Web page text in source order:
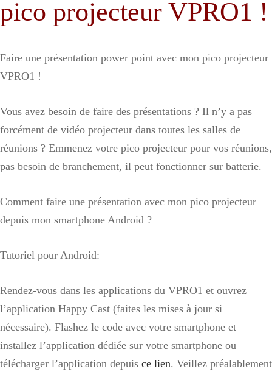
pico projecteur VPRO1 !
Faire une présentation power point avec mon pico projecteur
VPRO1 !
Vous avez besoin de faire des présentations ? Il n’y a pas
forcément de vidéo projecteur dans toutes les salles de
réunions ? Emmenez votre pico projecteur pour vos réunions,
pas besoin de branchement, il peut fonctionner sur batterie.
Comment faire une présentation avec mon pico projecteur
depuis mon smartphone Android ?
Tutoriel pour Android:
Rendez-vous dans les applications du VPRO1 et ouvrez
l’application Happy Cast (faites les mises à jour si
nécessaire). Flashez le code avec votre smartphone et
installez l’application dédiée sur votre smartphone ou
télécharger l’application depuis ce lien. Veillez préalablement